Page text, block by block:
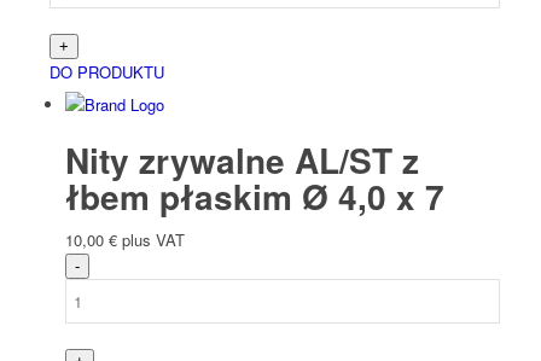
DO PRODUKTU
Nity zrywalne AL/ST z
łbem płaskim Ø 4,0 x 7
10,00 € plus VAT